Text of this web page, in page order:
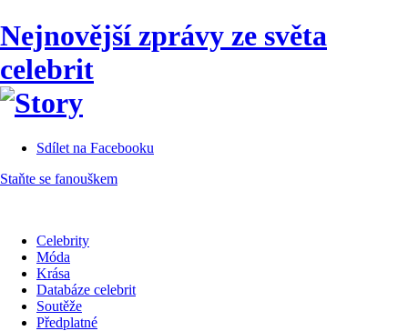
Nejnovější zprávy ze světa
celebrit
Sdílet na Facebooku
Staňte se fanouškem
Celebrity
Móda
Krása
Databáze celebrit
Soutěže
Předplatné